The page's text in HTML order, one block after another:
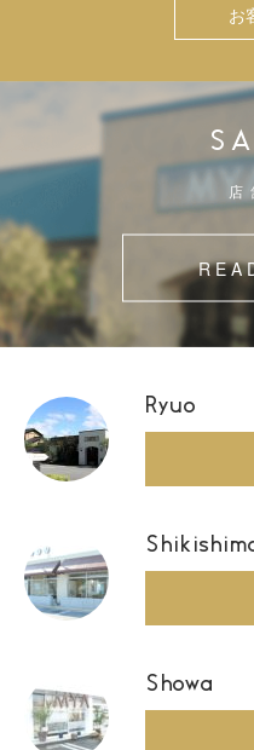
お
店
Ryuo
Showa